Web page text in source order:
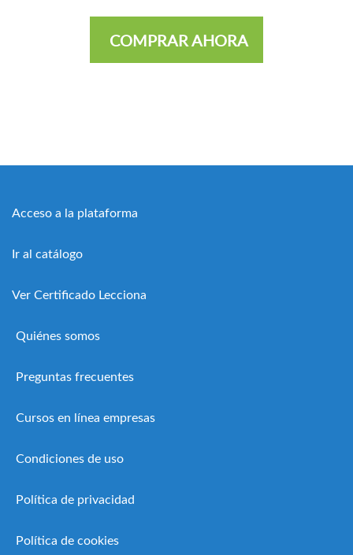
COMPRAR AHORA
Acceso a la plataforma
Ir al catálogo
Ver Certificado Lecciona
Quiénes somos
Preguntas frecuentes
Cursos en línea empresas
Condiciones de uso
Política de privacidad
Política de cookies